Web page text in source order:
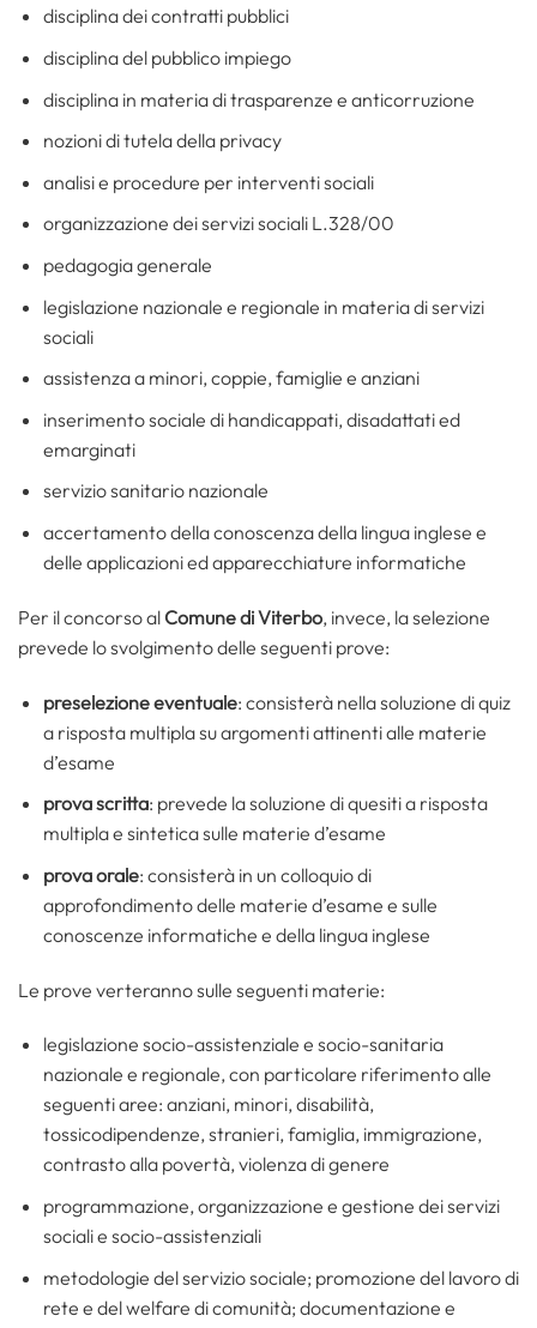
disciplina dei contratti pubblici
disciplina del pubblico impiego
disciplina in materia di trasparenze e anticorruzione
nozioni di tutela della privacy
analisi e procedure per interventi sociali
organizzazione dei servizi sociali L.328/00
pedagogia generale
legislazione nazionale e regionale in materia di servizi
sociali
assistenza a minori, coppie, famiglie e anziani
inserimento sociale di handicappati, disadattati ed
emarginati
servizio sanitario nazionale
accertamento della conoscenza della lingua inglese e
delle applicazioni ed apparecchiature informatiche
Per il concorso al Comune di Viterbo, invece, la selezione
prevede lo svolgimento delle seguenti prove:
preselezione eventuale: consisterà nella soluzione di quiz
a risposta multipla su argomenti attinenti alle materie
d’esame
prova scritta: prevede la soluzione di quesiti a risposta
multipla e sintetica sulle materie d’esame
prova orale: consisterà in un colloquio di
approfondimento delle materie d’esame e sulle
conoscenze informatiche e della lingua inglese
Le prove verteranno sulle seguenti materie:
legislazione socio-assistenziale e socio-sanitaria
nazionale e regionale, con particolare riferimento alle
seguenti aree: anziani, minori, disabilità,
tossicodipendenze, stranieri, famiglia, immigrazione,
contrasto alla povertà, violenza di genere
programmazione, organizzazione e gestione dei servizi
sociali e socio-assistenziali
metodologie del servizio sociale; promozione del lavoro di
rete e del welfare di comunità; documentazione e